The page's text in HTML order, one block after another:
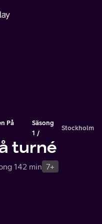
På
Säsong
1
Stockholm
turné
142 min 7+